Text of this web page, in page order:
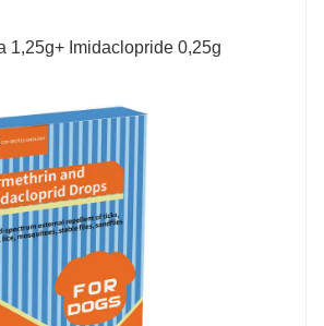
1,25g+ Imidaclopride 0,25g